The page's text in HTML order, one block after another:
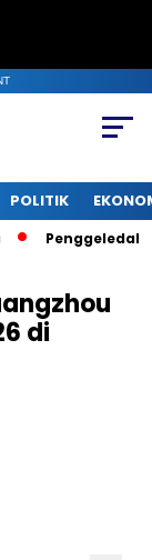
POLITIK
Penggeledahan
di